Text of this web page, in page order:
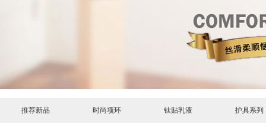
推荐新品 时尚项环 钛贴乳液 护具系列